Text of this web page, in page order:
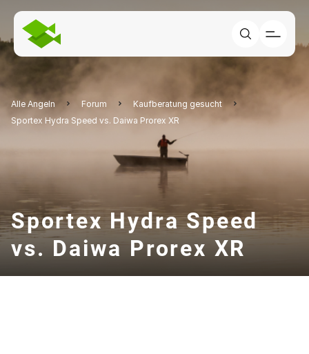
Alle Angeln Forum
Kaufberatung gesucht
Sportex Hydra Speed vs. Daiwa Prorex XR
Sportex Hydra Speed
vs. Daiwa Prorex XR